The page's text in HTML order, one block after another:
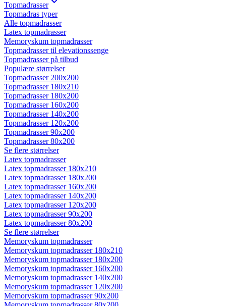
Topmadrasser
Topmadras typer
Alle topmadrasser
Latex topmadrasser
Memoryskum topmadrasser
Topmadrasser til elevationssenge
Topmadrasser på tilbud
Populære størrelser
Topmadrasser 200x200
Topmadrasser 180x210
Topmadrasser 180x200
Topmadrasser 160x200
Topmadrasser 140x200
Topmadrasser 120x200
Topmadrasser 90x200
Topmadrasser 80x200
Se flere størrelser
Latex topmadrasser
Latex topmadrasser 180x210
Latex topmadrasser 180x200
Latex topmadrasser 160x200
Latex topmadrasser 140x200
Latex topmadrasser 120x200
Latex topmadrasser 90x200
Latex topmadrasser 80x200
Se flere størrelser
Memoryskum topmadrasser
Memoryskum topmadrasser 180x210
Memoryskum topmadrasser 180x200
Memoryskum topmadrasser 160x200
Memoryskum topmadrasser 140x200
Memoryskum topmadrasser 120x200
Memoryskum topmadrasser 90x200